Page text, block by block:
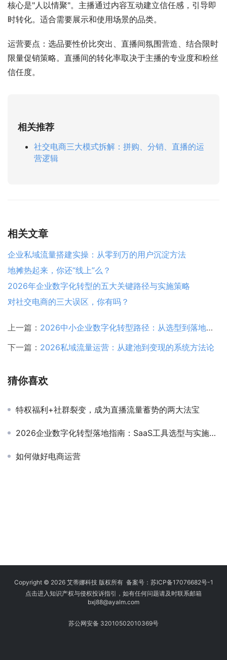
核心是"人以情聚"。主播通过内容互动建立信任感，引导即
时转化。适合需要展示和使用场景的品类。
运营要点：选品要性价比突出、直播间氛围营造、结合限时
限量促销策略。直播间的转化率取决于主播的专业度和粉丝
信任度。
相关推荐
社交电商三大模式拆解：拼购、分销、直播的运
营逻辑
相关文章
企业私域流量搭建实操：从零到万的用户沉淀方法
地摊热起来，你还“线上”么？
2026年企业数字化转型的五大关键路径与实施策略
对社交电商的三大误区，你有吗？
上一篇： 2026中小企业数字化转型路径：从选型到落地全流程指南
下一篇： 2026私域流量运营：从建池到变现的系统方法论
猜你喜欢
特权福利+社群裂变，成为直播流量蓄势的两大法宝
2026企业数字化转型落地指南：SaaS工具选型与实施路径
如何做好电商运营
Copyright © 2026 艾蒂娜科技 版权所有 备案号： 苏ICP备17076682号-1
点击进入知识产权与侵权投诉指引，如有任何问题请及时联系邮箱
bxj88@ayalm.com
苏公网安备 32010502010369号